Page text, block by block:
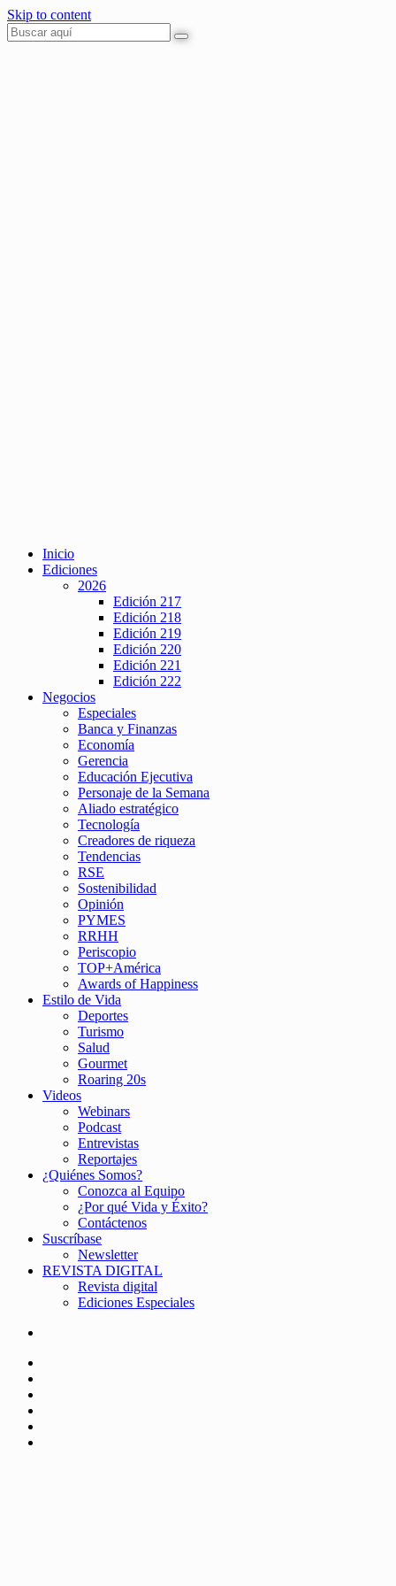
Skip to content
Inicio
Ediciones
2026
Edición 217
Edición 218
Edición 219
Edición 220
Edición 221
Edición 222
Negocios
Especiales
Banca y Finanzas
Economía
Gerencia
Educación Ejecutiva
Personaje de la Semana
Aliado estratégico
Tecnología
Creadores de riqueza
Tendencias
RSE
Sostenibilidad
Opinión
PYMES
RRHH
Periscopio
TOP+América
Awards of Happiness
Estilo de Vida
Deportes
Turismo
Salud
Gourmet
Roaring 20s
Videos
Webinars
Podcast
Entrevistas
Reportajes
¿Quiénes Somos?
Conozca al Equipo
¿Por qué Vida y Éxito?
Contáctenos
Suscríbase
Newsletter
REVISTA DIGITAL
Revista digital
Ediciones Especiales